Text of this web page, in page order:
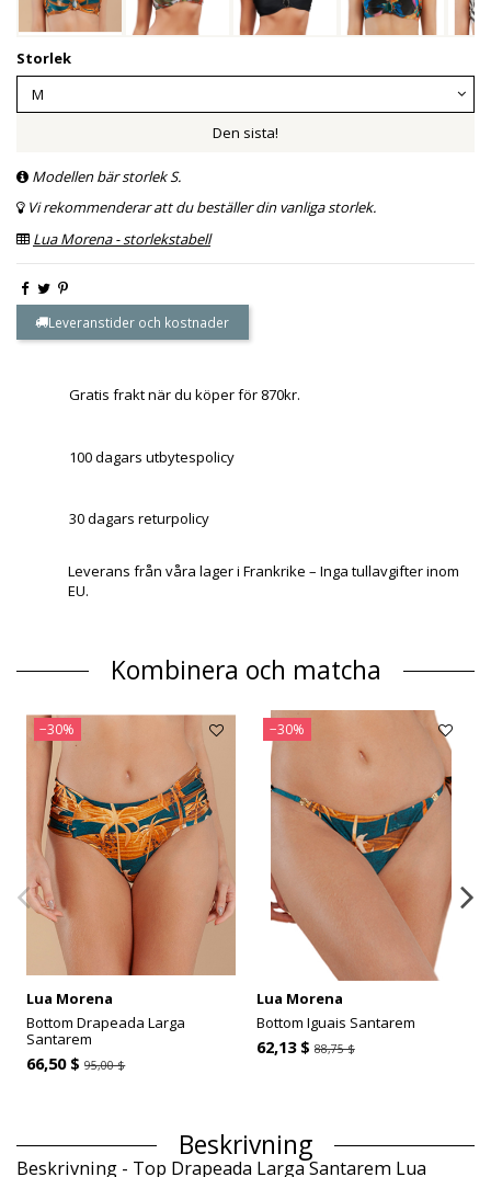
Storlek
Den sista!
Modellen bär storlek S.
Vi rekommenderar att du beställer din vanliga storlek.
Lua Morena - storlekstabell
Leveranstider och kostnader
Gratis frakt när du köper för 870kr.
100 dagars utbytespolicy
30 dagars returpolicy
Leverans från våra lager i Frankrike – Inga tullavgifter inom
EU.
Kombinera och matcha
−30%
Lua Morena
Bottom Drapeada Larga
Santarem
66,50 $95,00 $
−30%
Lua Morena
Bottom Iguais Santarem
62,13 $ 88,75 $
Beskrivning
Beskrivning - Top Drapeada Larga Santarem Lua